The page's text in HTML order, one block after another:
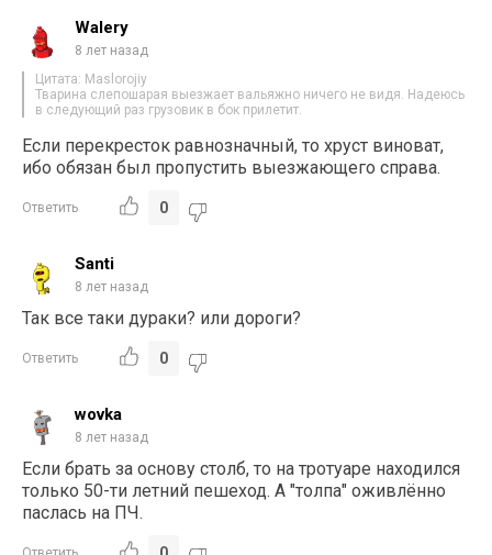
Walery
8 лет назад
Цитата: Maslorojiy
Тварина слепошарая выезжает вальяжно ничего не видя. Надеюсь
в следующий раз грузовик в бок прилетит.
Если перекресток равнозначный, то хруст виноват,
ибо обязан был пропустить выезжающего справа.
Ответить 0
Santi
8 лет назад
Так все таки дураки? или дороги?
Ответить 0
wovka
8 лет назад
Если брать за основу столб, то на тротуаре находился
только 50-ти летний пешеход. А "толпа" оживлённо
паслась на ПЧ.